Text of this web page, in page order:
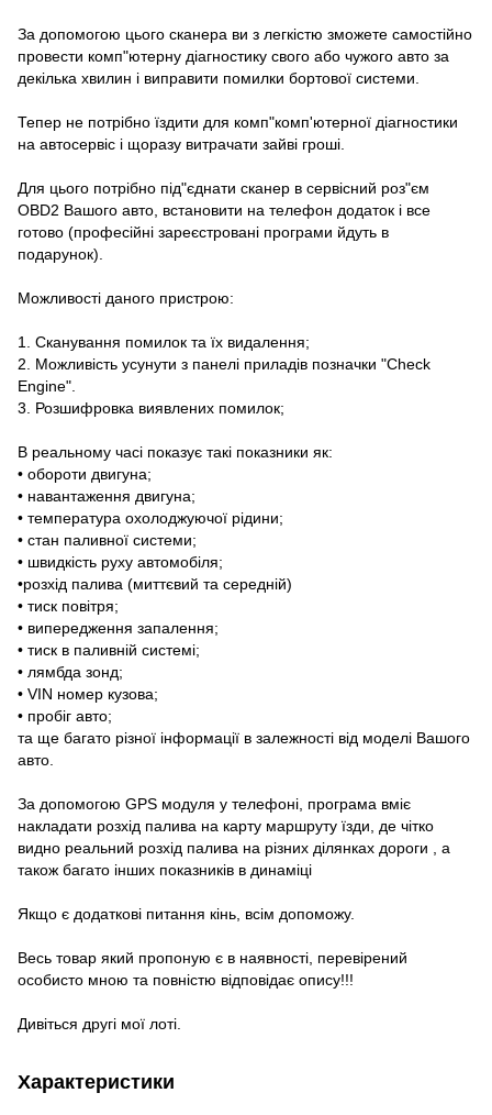
За допомогою цього сканера ви з легкістю зможете самостійно
провести комп"ютерну діагностику свого або чужого авто за
декілька хвилин і виправити помилки бортової системи.
Тепер не потрібно їздити для комп"комп'ютерної діагностики
на автосервіс і щоразу витрачати зайві гроші.
Для цього потрібно під"єднати сканер в сервісний роз"єм
ОBD2 Вашого авто, встановити на телефон додаток і все
готово (професійні зареєстровані програми йдуть в
подарунок).
Можливості даного пристрою:
1. Сканування помилок та їх видалення;
2. Можливість усунути з панелі приладів позначки "Check
Engine".
3. Розшифровка виявлених помилок;
В реальному часі показує такі показники як:
• обороти двигуна;
• навантаження двигуна;
• температура охолоджуючої рідини;
• стан паливної системи;
• швидкість руху автомобіля;
•розхід палива (миттєвий та середній)
• тиск повітря;
• випередження запалення;
• тиск в паливній системі;
• лямбда зонд;
• VIN номер кузова;
• пробіг авто;
та ще багато різної інформації в залежності від моделі Вашого
авто.
За допомогою GPS модуля у телефоні, програма вміє
накладати розхід палива на карту маршруту їзди, де чітко
видно реальний розхід палива на різних ділянках дороги , а
також багато інших показників в динаміці
Якщо є додаткові питання кінь, всім допоможу.
Весь товар який пропоную є в наявності, перевірений
особисто мною та повністю відповідає опису!!!
Дивіться другі мої лоті.
Характеристики